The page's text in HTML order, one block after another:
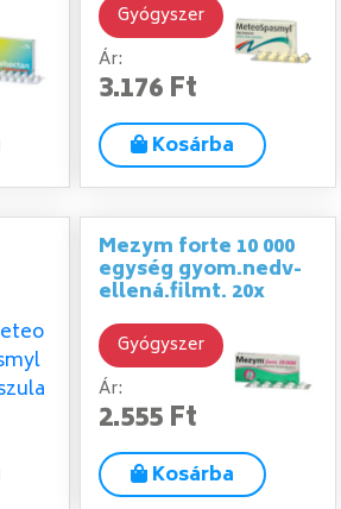
Gyógyszer
Ár:
3.176 Ft
Kosárba
Mezym forte 10 000
egység gyom.nedv-
ellená.filmt. 20x
Gyógyszer
Ár:
2.555 Ft
Kosárba